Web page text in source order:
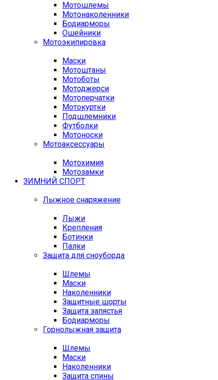
Мотошлемы
Мотонаколенники
Бодиарморы
Ошейники
Мотоэкипировка
Маски
Мотоштаны
Мотоботы
Мотоджерси
Мотоперчатки
Мотокуртки
Подшлемники
Футболки
Мотоноски
Мотоаксессуары
Мотохимия
Мотозамки
ЗИМНИЙ СПОРТ
Лыжное снаряжение
Лыжи
Крепления
Ботинки
Палки
Защита для сноуборда
Шлемы
Маски
Наколенники
Защитные шорты
Защита запястья
Бодиарморы
Горнолыжная защита
Шлемы
Маски
Наколенники
Защита спины